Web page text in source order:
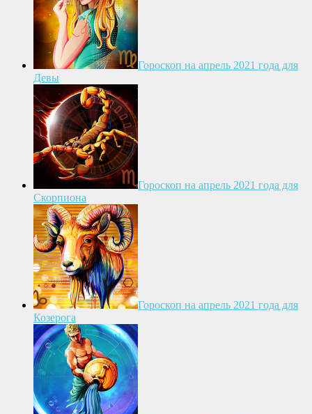
Гороскоп на апрель 2021 года для
Девы
Гороскоп на апрель 2021 года для
Скорпиона
Гороскоп на апрель 2021 года для
Козерога